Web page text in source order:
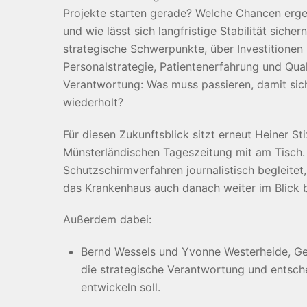
Projekte starten gerade? Welche Chancen
und wie lässt sich langfristige Stabilität
strategische Schwerpunkte, über
Personalstrategie, Patientenerfahrung und
Verantwortung: Was muss passieren, damit
wiederholt?
Für diesen Zukunftsblick sitzt erneut Heiner
Münsterländischen Tageszeitung mit am
Schutzschirmverfahren journalistisch
das Krankenhaus auch danach weiter im Blick
Außerdem dabei:
Bernd Wessels und Yvonne Westerheide,
die strategische Verantwortung und
entwickeln soll.